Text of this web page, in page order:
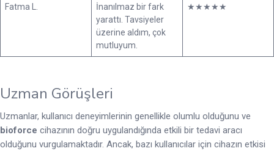
Fatma L.
İnanılmaz bir fark
yarattı. Tavsiyeler
üzerine aldım, çok
mutluyum.
★★★★★
Uzman Görüşleri
Uzmanlar, kullanıcı deneyimlerinin genellikle olumlu olduğunu ve
bioforce cihazının doğru uygulandığında etkili bir tedavi aracı
olduğunu vurgulamaktadır. Ancak, bazı kullanıcılar için cihazın etkisi